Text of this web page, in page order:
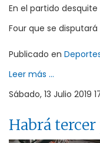
En el partido
Four que se
Publicado en
Leer más ...
Sábado, 13 Julio 2019
Habrá